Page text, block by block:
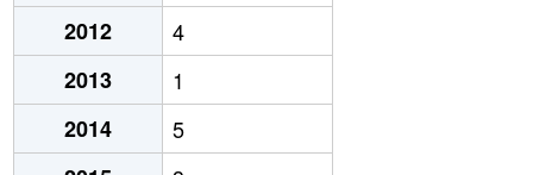
2012
4
2013
1
2014
5